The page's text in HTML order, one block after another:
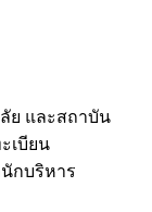
ย และสถาบัน
เบียน
กบริหาร